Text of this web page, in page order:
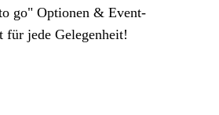
go" Optionen & Event-
für jede Gelegenheit!